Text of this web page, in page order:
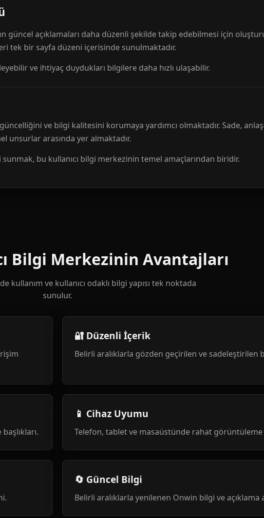
güncel açıklamaları daha düzenli şekilde takip edebilmesi için
tek bir sayfa düzeni içerisinde sunulmaktadır.
ve ihtiyaç duydukları bilgilere daha hızlı ulaşabilir.
ve bilgi kalitesini korumaya yardımcı olmaktadır. Sade,
unsurlar arasında yer almaktadır.
bu kullanıcı bilgi merkezinin temel amaçlarından biridir.
Bilgi Merkezinin Avantajları
kullanım ve kullanıcı odaklı bilgi yapısı tek noktada
sunulur.
🔐 Düzenli İçerik
Belirli aralıklarla gözden geçirilen ve sadeleştirilen
📱 Cihaz Uyumu
Telefon, tablet ve masaüstünde rahat
🔄 Güncel Bilgi
Belirli aralıklarla yenilenen Onwin bilgi ve açıklama